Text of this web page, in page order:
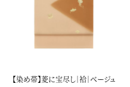
【染め帯】菱に宝尽し｜袷｜ベージュ